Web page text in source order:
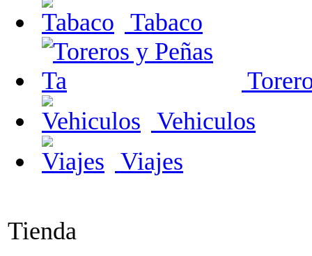
Tabaco
Vehiculos
Viajes
Tienda